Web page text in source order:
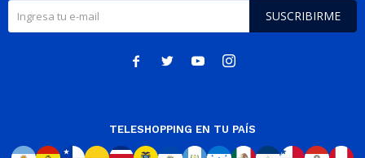
SUSCRIBIRME
   
TELESHOPPING EN TU PAÍS